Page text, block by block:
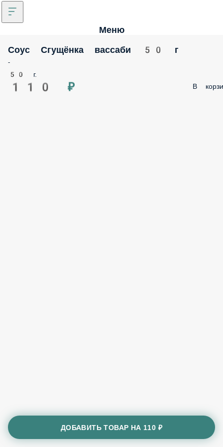
Меню
Соус Сгущёнка вассаби 50 г
-
50 г.
110 ₽ В
ДОБАВИТЬ ТОВАР НА 110 ₽